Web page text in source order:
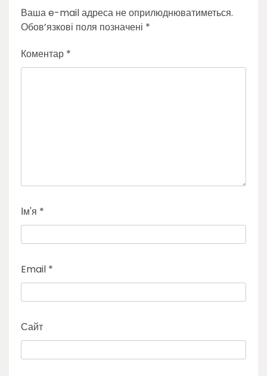
Ваша e-mail адреса не оприлюднюватиметься.
Обов’язкові поля позначені *
Коментар *
Ім'я *
Email *
Сайт